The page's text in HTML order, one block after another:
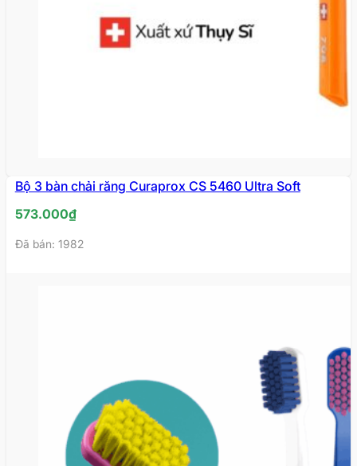
Bộ 3 bàn chải răng Curaprox CS 5460 Ultra Soft
573.000₫
Đã bán: 1982